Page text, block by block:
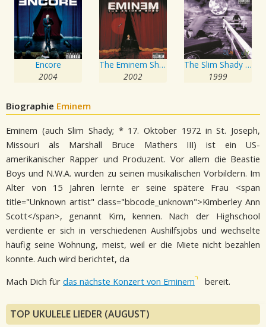
Encore
2004
The Eminem Show
2002
The Slim Shady LP
1999
Biographie Eminem
Eminem (auch Slim Shady; * 17. Oktober 1972 in St. Joseph,
Missouri als Marshall Bruce Mathers III) ist ein US-
amerikanischer Rapper und Produzent. Vor allem die Beastie
Boys und N.W.A. wurden zu seinen musikalischen Vorbildern. Im
Alter von 15 Jahren lernte er seine spätere Frau <span
title="Unknown artist" class="bbcode_unknown">Kimberley Ann
Scott</span>, genannt Kim, kennen. Nach der Highschool
verdiente er sich in verschiedenen Aushilfsjobs und wechselte
häufig seine Wohnung, meist, weil er die Miete nicht bezahlen
konnte. Auch wird berichtet, da
Mach Dich für das nächste Konzert von Eminem bereit.
TOP UKULELE LIEDER (AUGUST)